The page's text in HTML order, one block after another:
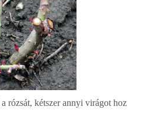
rózsát, kétszer annyi virágot hoz